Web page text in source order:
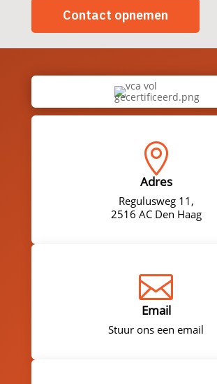
Contact opnemen

Adres
Regulusweg 11,
2516 AC Den Haag

Email
Stuur ons een email